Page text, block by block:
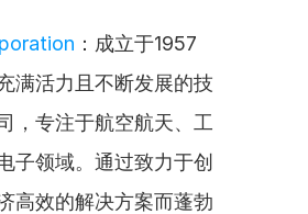
：成立于1957
满活力且不断发展的技
，专注于航空航天、工
子领域。通过致力于创
高效的解决方案而蓬勃